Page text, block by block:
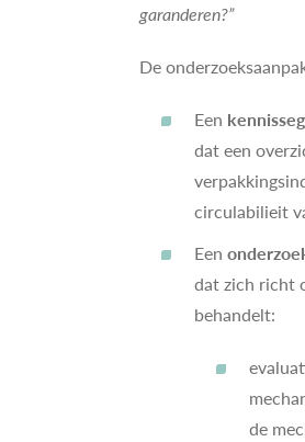
garanderen?”
De
Een
dat een
circulabilieit
Een
dat zich richt
behandelt:
de